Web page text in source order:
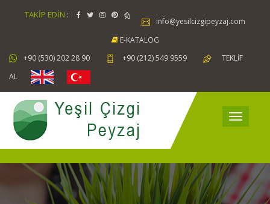
TAKİP EDİN :
info@yesilcizgipeyzaj.com
E-KATALOG
+90 (530) 202 28 90
+90 (212) 549 9559
TEKLİF
AL